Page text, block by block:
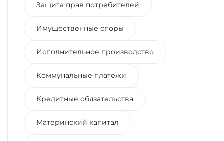
Защита прав потребителей
Имущественные споры
Исполнительное производство
Коммунальные платежи
Кредитные обязательства
Материнский капитал